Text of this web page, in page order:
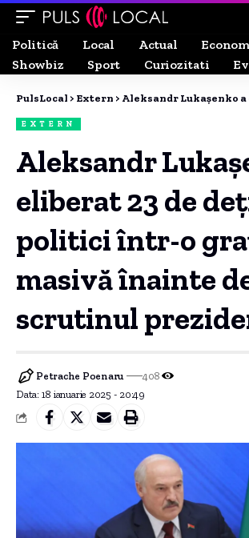
Politică
Local Actual
Showbiz
Sport Curiozitati
PulsLocal > Extern > Aleksandr Lukașenko a eliberat 23 de deținuți politici într-o
EXTERN
Aleksandr
eliberat 23 de
politici într-o
masivă înainte
scrutinul
Data: 18 ianuarie 2025 - 20:49
Petrache Poenaru 408